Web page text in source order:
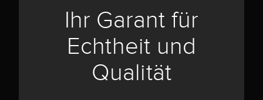
Ihr Garant für
Echtheit und
Qualität